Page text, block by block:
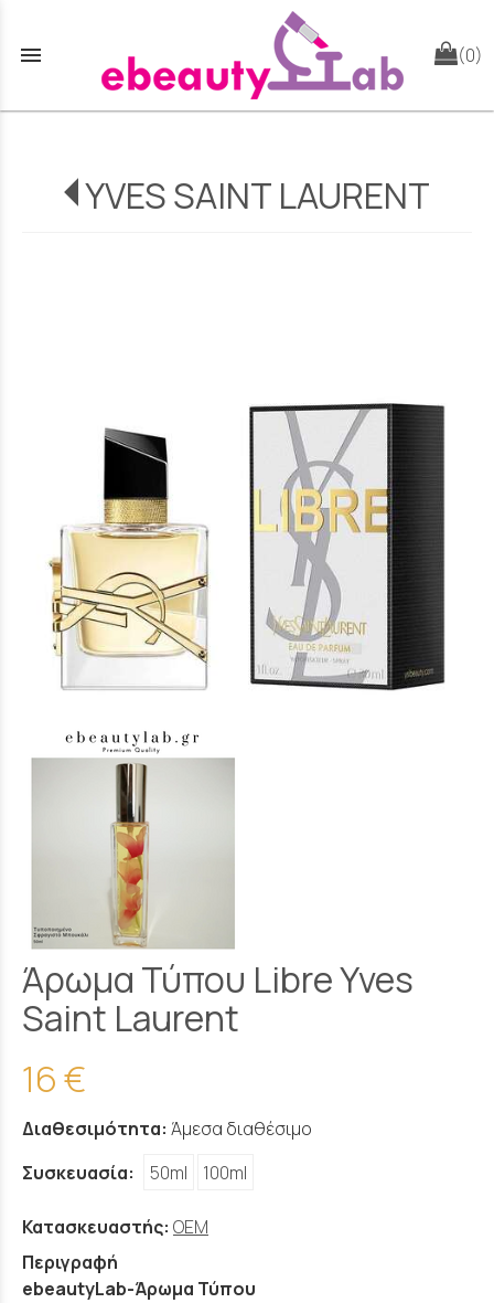
menu (0)
YVES SAINT LAURENT
Άρωμα Τύπου Libre Yves
Saint Laurent
16 €
Διαθεσιμότητα: Άμεσα διαθέσιμο
Συσκευασία:
50ml 100ml
Κατασκευαστής: OEM
Περιγραφή
ebeautyLab-Άρωμα Τύπου